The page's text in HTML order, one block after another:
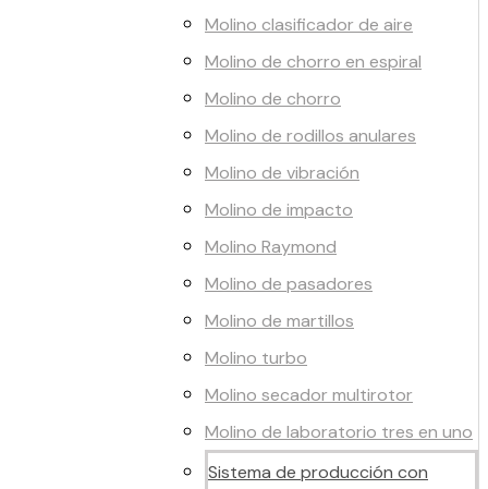
Molino clasificador de aire
Molino de chorro en espiral
Molino de chorro
Molino de rodillos anulares
Molino de vibración
Molino de impacto
Molino Raymond
Molino de pasadores
Molino de martillos
Molino turbo
Molino secador multirotor
Molino de laboratorio tres en uno
Sistema de producción con